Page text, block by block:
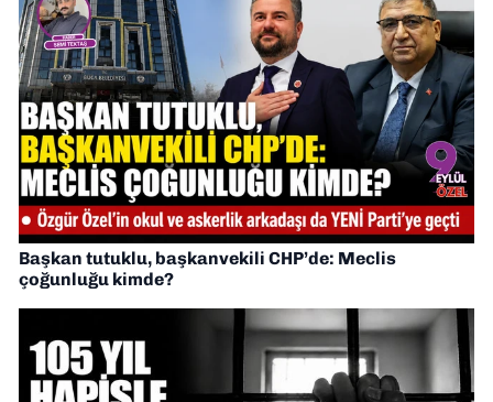
Başkan tutuklu, başkanvekili CHP’de: Meclis
çoğunluğu kimde?